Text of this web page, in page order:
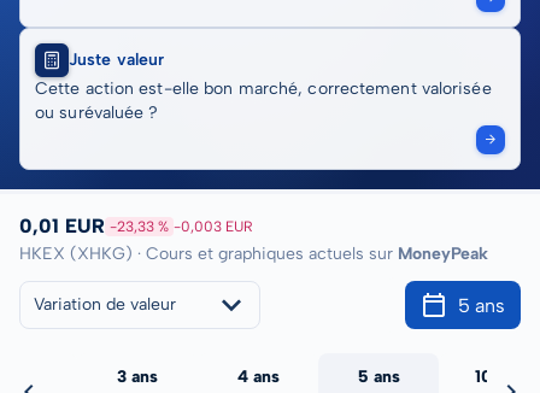
Juste valeur
Cette action est-elle bon marché, correctement valorisée
ou surévaluée ?
0,01 EUR -23,33 % -0,003 EUR
HKEX (XHKG) · Cours et graphiques actuels sur MoneyPeak
Variation de valeur 5 ans
3 ans 4 ans 5 ans 10 ans